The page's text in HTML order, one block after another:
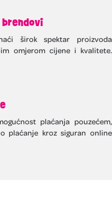
brendovi
širok spektar proizvoda
omjerom cijene i kvalitete.
plaćanja pouzećem,
plaćanje kroz siguran online